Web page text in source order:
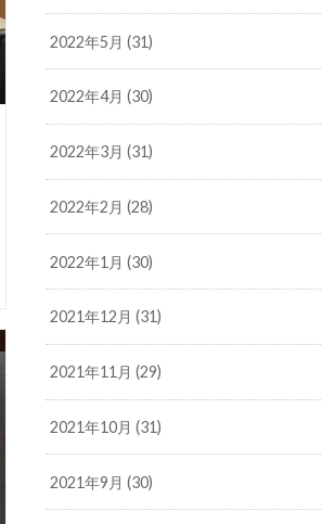
2022年5月 (31)
2022年4月 (30)
2022年3月 (31)
2022年2月 (28)
2022年1月 (30)
2021年12月 (31)
2021年11月 (29)
2021年10月 (31)
2021年9月 (30)